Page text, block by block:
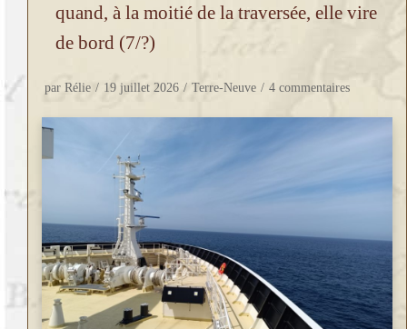
quand, à la moitié de la traversée, elle vire
de bord (7/?)
par Rélie 19 juillet 2026 Terre-Neuve 4 commentaires